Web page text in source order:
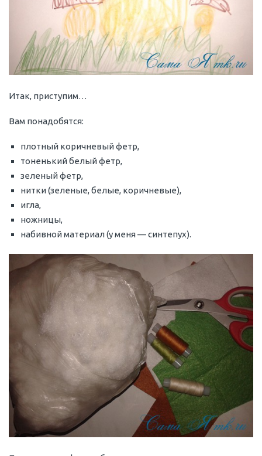
Итак, приступим…
Вам понадобятся:
плотный коричневый фетр,
тоненький белый фетр,
зеленый фетр,
нитки (зеленые, белые, коричневые),
игла,
ножницы,
набивной материал (у меня — синтепух).